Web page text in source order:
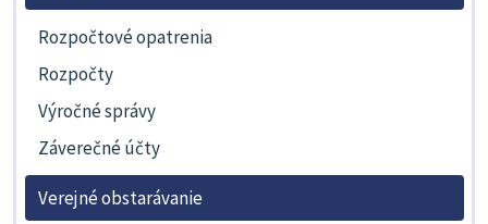
Rozpočtové opatrenia
Rozpočty
Výročné správy
Záverečné účty
Verejné obstarávanie